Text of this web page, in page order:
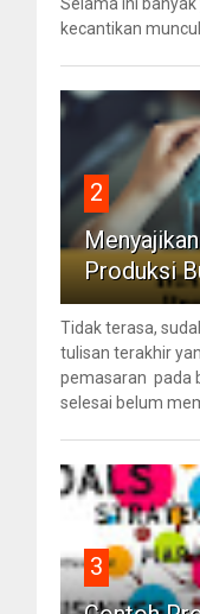
Selama ini
kecantikan
2
Produksi
Tidak terasa,
tulisan terakhir
pemasaran pada
selesai belum
3